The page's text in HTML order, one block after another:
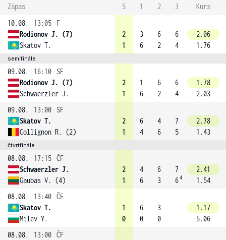
Zápas S 1 2 3
Kurs
10.08.
13:05
F
Rodionov J. (7)
Skatov T.
2
1
3
6
6
2
6
4
2.06
1.76
semifinále
09.08. 16:10
SF
Rodionov J. (7)
Schwaerzler J.
2
1
1
6
6
2
6
4
1.78
2.03
09.08.
13:00
SF
Skatov T.
Collignon R. (2)
2
1
6
4
4
6
7
5
2.78
1.43
čtvrtfinále
08.08. 17:15 ČF
Schwaerzler J.
Gaubas V. (4)
2
1
4
6
6
3
7
64
2.41
1.54
08.08.
13:40 ČF
Skatov T.
Milev Y.
1
0
6
0
3
0
1.17
5.06
08.08.
13:00 ČF